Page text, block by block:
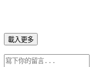
載入更多